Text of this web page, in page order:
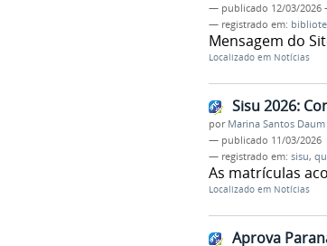
— publicado 12/03/2026
— registrado em:
Mensagem do
Localizado em Notícias
Sisu 2026:
por Marina Santos Daum
— publicado 11/03/2026
— registrado em: sisu,
As matrículas
Localizado em Notícias
Aprova